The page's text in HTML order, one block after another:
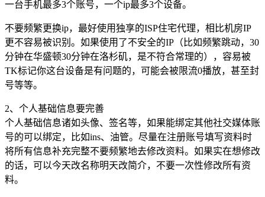
一台手机最多3个账号，一个ip最多3个设备。
不要频繁更换ip，最好使用独享的ISP住宅代理，相比机房IP
更不容易被识别。如果使用了不安全的IP（比如频繁跳动，30
分钟在华盛顿30分钟在洛杉矶，是不符合常理的），容易被
TK标记你这台设备是有问题的，可能会被限流0播放，甚至封
号等等。
2、个人基础信息要完善
个人基础信息诸如头像、签名等，如果能绑定其他社交媒体账
号的可以绑定，比如ins、油管。尽量在注册账号填写资料时
将所有信息补充完整不要频繁地去修改资料。如果实在想修改
的话，可以今天改名称明天改简介，不要一次性修改所有资
料。